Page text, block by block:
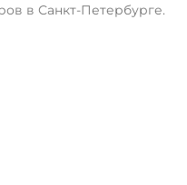
в Санкт-Петербурге.